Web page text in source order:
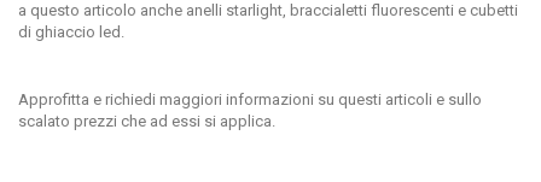
a questo articolo anche anelli starlight, braccialetti fluorescenti e cubetti
di ghiaccio led.
Approfitta e richiedi maggiori informazioni su questi articoli e sullo
scalato prezzi che ad essi si applica.